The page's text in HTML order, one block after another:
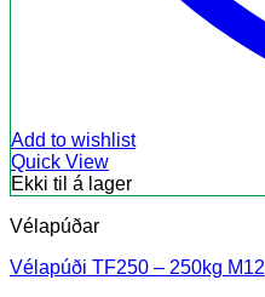
Add to wishlist
Quick View
Ekki til á lager
Vélapúðar
Vélapúði TF250 – 250kg M12